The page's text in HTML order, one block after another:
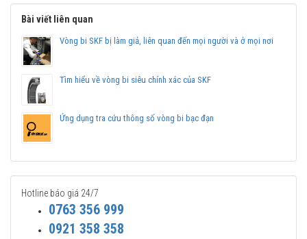
Bài viết liên quan
Vòng bi SKF bị làm giả, liên quan đến mọi người và ở mọi nơi
Tìm hiểu về vòng bi siêu chính xác của SKF
Ứng dụng tra cứu thông số vòng bi bạc đạn
Hotline báo giá 24/7
0763 356 999
0921 358 358